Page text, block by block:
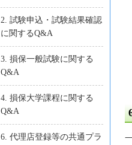
2. 試験申込・試験結果確認
に関するQ&A
3. 損保一般試験に関する
Q&A
4. 損保大学課程に関する
Q&A
6. 代理店登録等の共通プラ